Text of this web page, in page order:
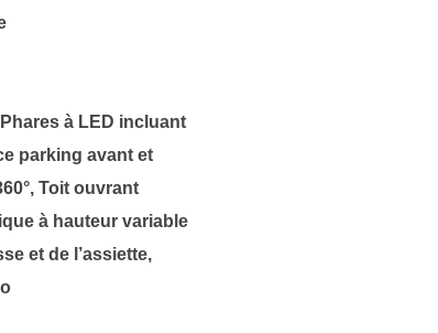
à LED incluant
parking avant et
Toit ouvrant
à hauteur variable
et de l’assiette,